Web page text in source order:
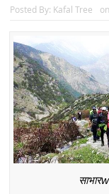
Posted By: Kafal Tree